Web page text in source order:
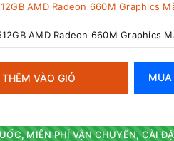
AMD Radeon 660M Graphics
AMD Radeon 660M Graphics
THÊM VÀO GIỎ MUA
MIỄN PHÍ VẬN CHUYỂN, CÀI